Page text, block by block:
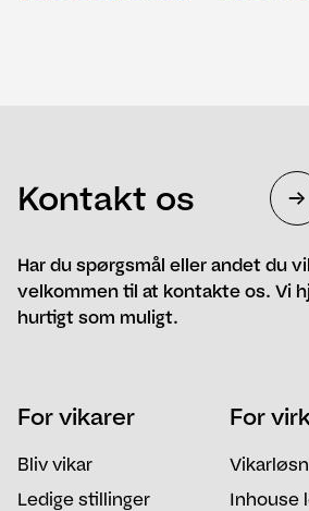
Kontakt os
Har du spørgsmål eller andet du
velkommen til at kontakte os. Vi
hurtigt som muligt.
Email
For vikarer
Bliv vikar
Ledige stillinger
For
Inhouse